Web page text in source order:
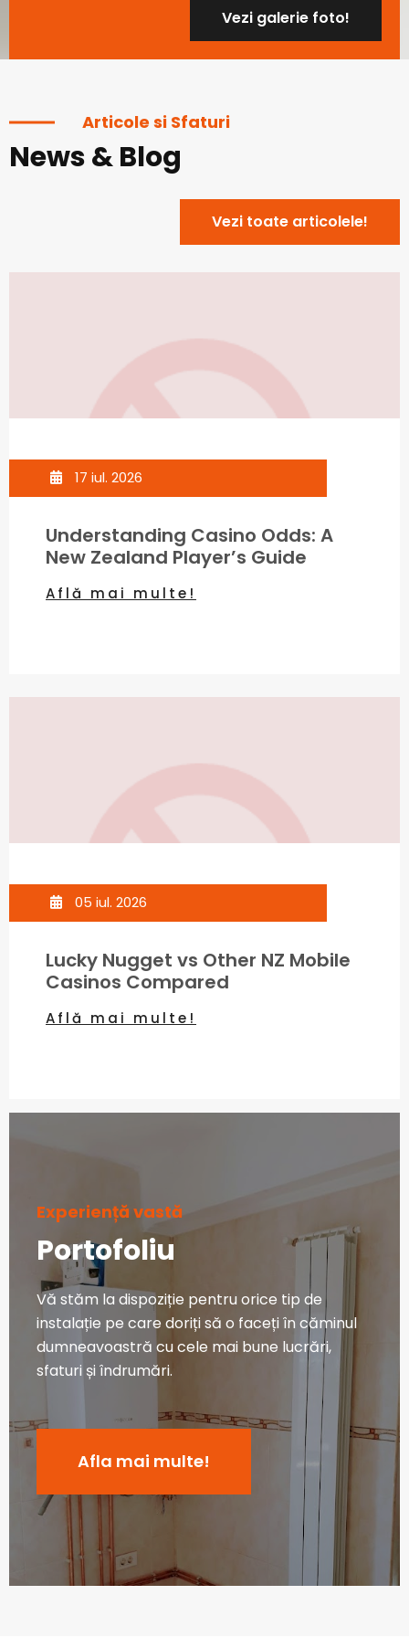
Vezi galerie foto!
Articole si Sfaturi
News & Blog
Vezi toate articolele!
17 iul. 2026
Understanding Casino Odds: A
New Zealand Player’s Guide
Află mai multe!
05 iul. 2026
Lucky Nugget vs Other NZ Mobile
Casinos Compared
Află mai multe!
Experiență vastă
Portofoliu
Vă stăm la dispoziție pentru orice tip de
instalație pe care doriți să o faceți în căminul
dumneavoastră cu cele mai bune lucrări,
sfaturi și îndrumări.
Afla mai multe!